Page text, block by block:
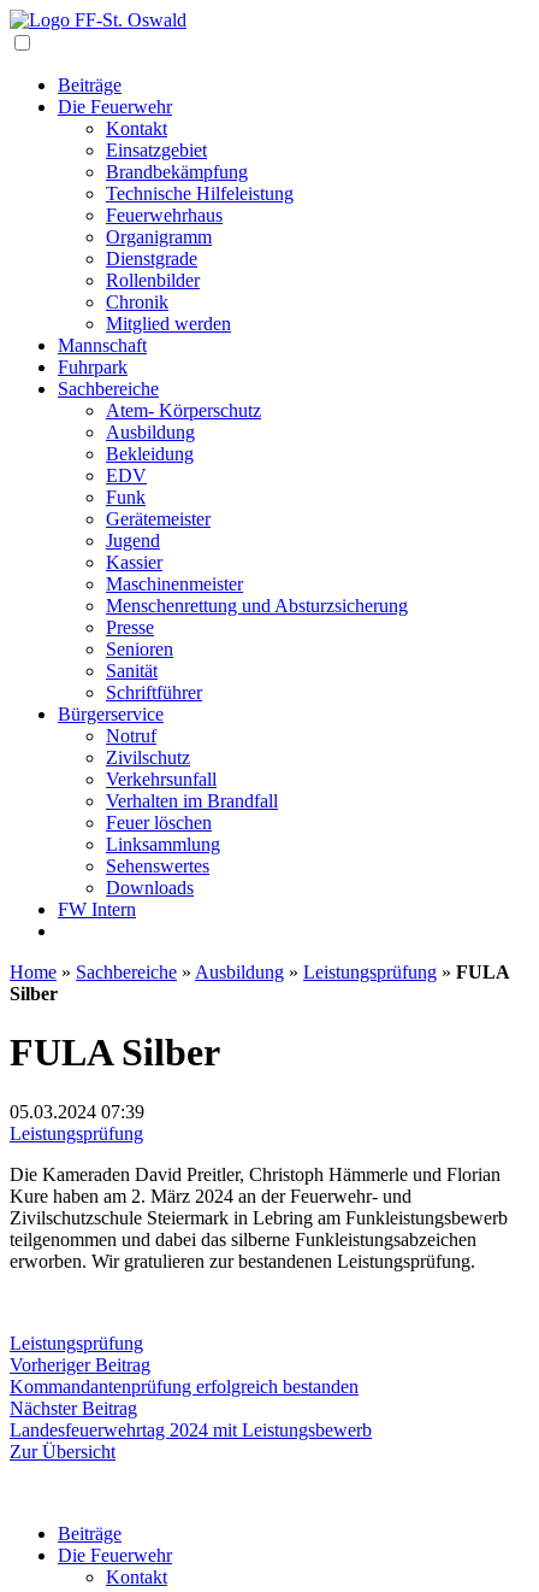
Beiträge
Die Feuerwehr
Kontakt
Einsatzgebiet
Brandbekämpfung
Technische Hilfeleistung
Feuerwehrhaus
Organigramm
Dienstgrade
Rollenbilder
Chronik
Mitglied werden
Mannschaft
Fuhrpark
Sachbereiche
Atem- Körperschutz
Ausbildung
Bekleidung
EDV
Funk
Gerätemeister
Jugend
Kassier
Maschinenmeister
Menschenrettung und Absturzsicherung
Presse
Senioren
Sanität
Schriftführer
Bürgerservice
Notruf
Zivilschutz
Verkehrsunfall
Verhalten im Brandfall
Feuer löschen
Linksammlung
Sehenswertes
Downloads
FW Intern
Home » Sachbereiche » Ausbildung » Leistungsprüfung » FULA
Silber
FULA Silber
05.03.2024 07:39
Leistungsprüfung
Die Kameraden David Preitler, Christoph Hämmerle und Florian
Kure haben am 2. März 2024 an der Feuerwehr- und
Zivilschutzschule Steiermark in Lebring am Funkleistungsbewerb
teilgenommen und dabei das silberne Funkleistungsabzeichen
erworben. Wir gratulieren zur bestandenen Leistungsprüfung.
Leistungsprüfung
Beitragsnavigation
Vorheriger BeitragVorheriger
Beitrag:
Kommandantenprüfung erfolgreich bestanden
Nächster BeitragNächster
Beitrag:
Landesfeuerwehrtag 2024 mit Leistungsbewerb
Zur Übersicht
Beiträge
Die Feuerwehr
Kontakt